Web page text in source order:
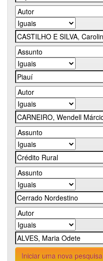
Iniciar uma nova pesquisa